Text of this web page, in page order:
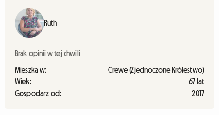
Ruth
Brak opinii w tej chwili
Mieszka w:
Crewe (Zjednoczone Królestwo)
Wiek:
67 lat
Gospodarz od:
2017